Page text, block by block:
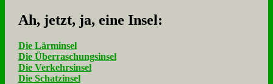
Ah, jetzt, ja, ei­ne In­sel:
Die Lärminsel
Die Überraschungsinsel
Die Verkehrsinsel
Die Schatzinsel